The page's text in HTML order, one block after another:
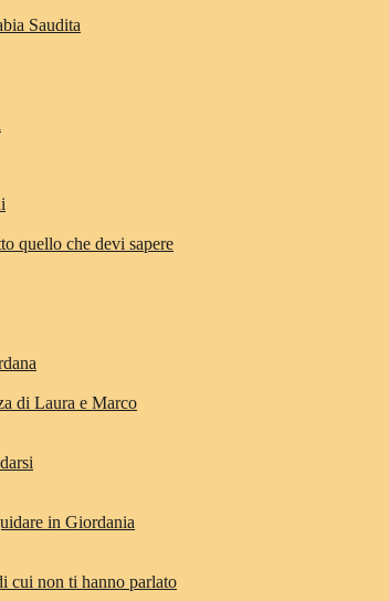
Saudita
quello che devi sapere
di Laura e Marco
in Giordania
cui non ti hanno parlato